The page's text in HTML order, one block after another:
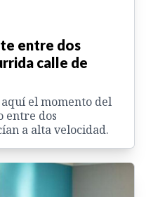
entre dos
calle de
el momento del
entre dos
a alta velocidad.